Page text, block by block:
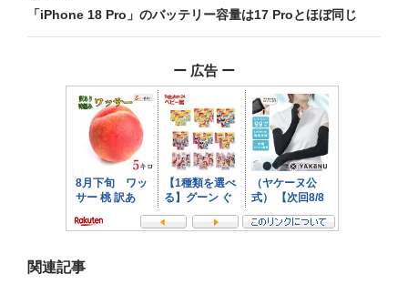
ビ
「iPhone 18 Pro」のバッテリー容量は17 Proとほぼ同じ
ー 広告 ー
関連記事